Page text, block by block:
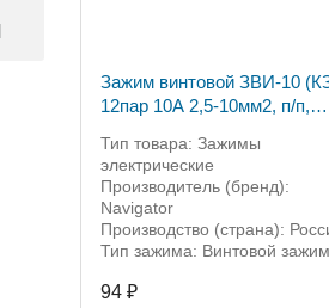
Зажим винтовой ЗВИ-10
12пар 10А 2,5-10мм2, п/п,
Тип товара: Зажимы
электрические
Производитель (бренд):
Navigator
Производство (страна):
Тип зажима: Винтовой зажим
94 ₽